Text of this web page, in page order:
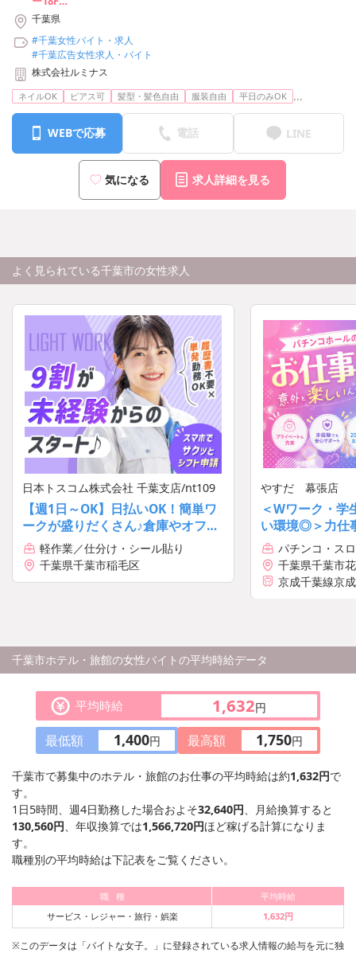
【池袋支社】東京都豊島区池袋2-49-14 恩永メルヴェイユ 201号室
室
【名古屋支社】愛知県名古屋市中村区竹橋町15-16 ジュモール名駅
WEST 8F
【大阪支社】大阪府大阪市北区梅田3-3-20 明治安田生命大阪梅田ビ
ル23階
※上記から希望の勤務地で勤務可能です
千葉県
#千葉女性バイト・求人
#千葉広告女性求人・バイト
株式会社ルミナス
ネイルOK ピアス可 髪型・髪色自由 服装自由 平日のみOK ...
WEBで応募 電話 LINE
気になる 求人詳細を見る
よく見られている千葉市の女性求人
日本トスコム株式会社 千葉支店/nt109
【週1日～OK】日払いOK！簡単ワ
ークが盛りだくさん♪倉庫やオフィ
スでの軽作業が中心♪
軽作業／仕分け・シール貼り
千葉県千葉市稲毛区
やすだ 幕張店
＜Wワーク・学
い環境◎＞力仕
フォロー充実の
髪色自由
パチンコ・ス
フ
千葉県千葉市
3
京成千葉線京
千葉市ホテル・旅館の女性バイトの平均時給データ
平均時給 1,632円
最低額 1,400円 最高額 1,750円
千葉市で募集中のホテル・旅館のお仕事の平均時給は約1,632円で
す。
1日5時間、週4日勤務した場合およそ32,640円、月給換算すると
130,560円、年収換算では1,566,720円ほど稼げる計算になりま
す。
職種別の平均時給は下記表をご覧ください。
職 種
平均時給
サービス・レジャー・旅行・娯楽
1,632円
※このデータは「バイトな女子。」に登録されている求人情報の給与を元に独